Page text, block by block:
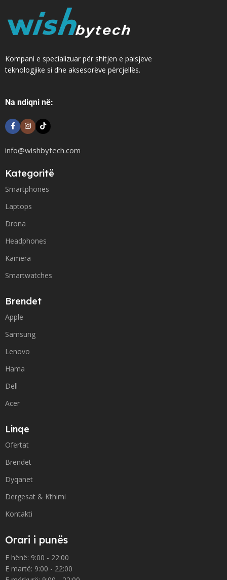
Kompani e specializuar për shitjen e paisjeve
teknologjike si dhe aksesorëve përcjellës.
Na ndiqni në:
info@wishbytech.com
Kategoritë
Smartphones
Laptops
Drona
Headphones
Kamera
Smartwatches
Brendet
Apple
Samsung
Lenovo
Hama
Dell
Acer
Linqe
Ofertat
Brendet
Dyqanet
Dergesat & Kthimi
Kontakti
Orari i punës
E hënë: 9:00 - 22:00
E martë: 9:00 - 22:00